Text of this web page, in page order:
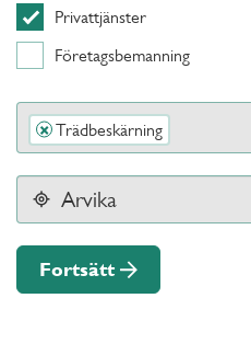
Privattjänster
Företagsbemanning
× Trädbeskärning
Fortsätt